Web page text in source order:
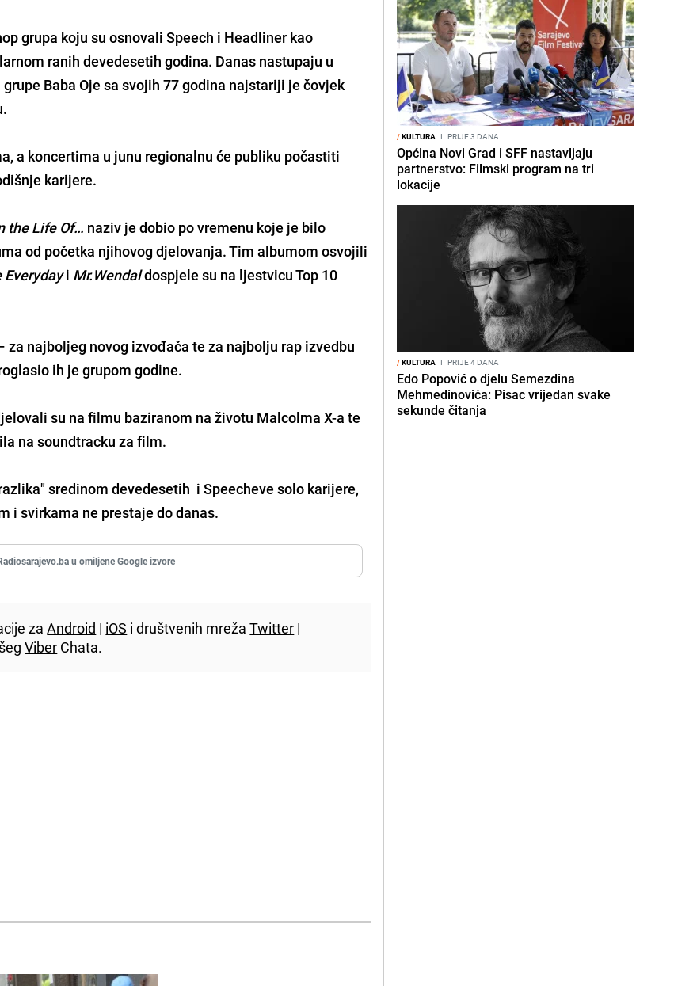
grupa koju su osnovali Speech i Headliner kao
ranih devedesetih godina. Danas nastupaju u
Baba Oje sa svojih 77 godina najstariji je čovjek
a koncertima u junu regionalnu će publiku počastiti
karijere.
the Life Of… naziv je dobio po vremenu koje je bilo
od početka njihovog djelovanja. Tim albumom osvojili
Everydayi Mr.Wendaldospjele su na ljestvicu Top 10
najboljeg novog izvođača te za najbolju rap izvedbu
ih je grupom godine.
su na filmu baziranom na životu Malcolma X-a te
na soundtracku za film.
sredinom devedesetih i Speecheve solo karijere,
i svirkama ne prestaje do danas.
u omiljene Google izvore
zaAndroid | iOS i društvenih mrežaTwitter |
Viber Chata.
/KULTURA I PRIJE 3 DANA
Općina Novi Grad i SFF nastavljaju
partnerstvo: Filmski program na tri
lokacije
/KULTURA I PRIJE 4 DANA
Edo Popović o djelu Semezdina
Mehmedinovića: Pisac vrijedan svake
sekunde čitanja